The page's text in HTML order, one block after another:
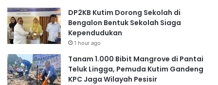
DP2KB Kutim Dorong Sekolah di
Bengalon Bentuk Sekolah Siaga
Kependudukan
1 hour ago
Tanam 1.000 Bibit Mangrove di Pantai
Teluk Lingga, Pemuda Kutim Gandeng
KPC Jaga Wilayah Pesisir